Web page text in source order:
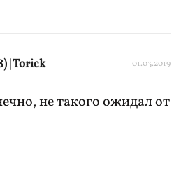
| Torick 01.03.2019
не такого ожидал от